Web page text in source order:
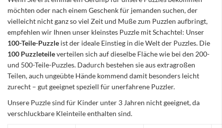
möchten oder nach einem Geschenk für jemanden suchen, der
vielleicht nicht ganz so viel Zeit und Muße zum Puzzlen aufbringt,
empfehlen wir Ihnen unser kleinstes Puzzle mit Schachtel: Unser
100-Teile-Puzzle ist der ideale Einstieg in die Welt der Puzzles. Die
100 Puzzleteileverteilen sich auf dieselbe Fläche wie bei den 200-
und 500-Teile-Puzzles. Dadurch bestehen sie aus extragroßen
Teilen, auch ungeübte Hände kommend damit besonders leicht
zurecht – gut geeignet speziell für unerfahrene Puzzler.
Unsere Puzzle sind für Kinder unter 3 Jahren nicht geeignet, da
verschluckbare Kleinteile enthalten sind.